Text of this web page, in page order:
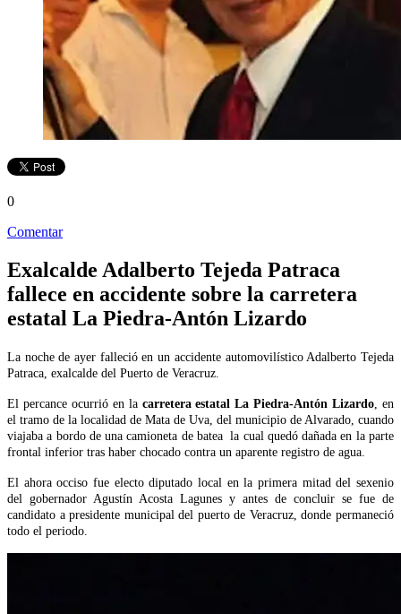
0
Comentar
Exalcalde Adalberto Tejeda Patraca
fallece en accidente sobre la carretera
estatal La Piedra-Antón Lizardo
La noche de ayer falleció en un accidente automovilístico Adalberto Tejeda
Patraca, exalcalde del Puerto de Veracruz.
El percance ocurrió en lacarretera estatal La Piedra-Antón Lizardo , en
el tramo de la localidad de Mata de Uva, del municipio de Alvarado, cuando
viajaba a bordo de una camioneta de batea la cual quedó dañada en la parte
frontal inferior tras haber chocado contra un aparente registro de agua.
El ahora occiso fue electo diputado local en la primera mitad del sexenio
del gobernador Agustín Acosta Lagunes y antes de concluir se fue de
candidato a presidente municipal del puerto de Veracruz, donde permaneció
todo el periodo.